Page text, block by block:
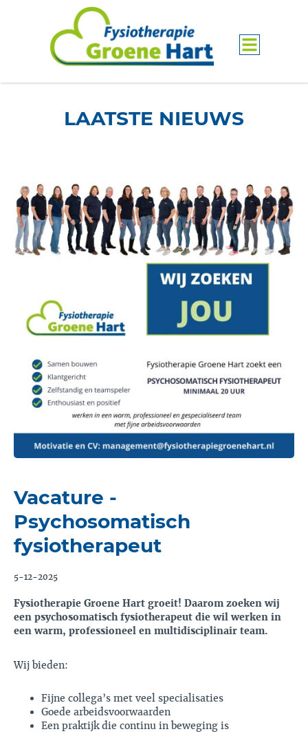
LAATSTE NIEUWS
Vacature -
Psychosomatisch
fysiotherapeut
5-12-2025
Fysiotherapie Groene Hart groeit! Daarom zoeken wij
een psychosomatisch fysiotherapeut die wil werken in
een warm, professioneel en multidisciplinair team.
Wij bieden:
Fijne collega’s met veel specialisaties
Goede arbeidsvoorwaarden
Een praktijk die continu in beweging is